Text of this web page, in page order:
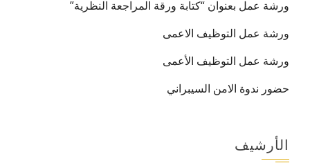
ورشة عمل بعنوان “كتابة ورقة المراجعة النظرية”
ورشة عمل التوظيف الاعمى
ورشة عمل التوظيف الأعمى
حضور ندوة الامن السيبراني
الأرشيف